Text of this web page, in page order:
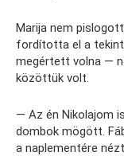
Marija nem
fordította el a
megértett volna —
közöttük volt.
— Az én Nikolajom
dombok mögött.
a naplementére